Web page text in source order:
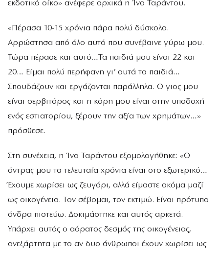
εκδοτικό οίκο» ανέφερε αρχικά η Ίνα Ταράντου.
«Πέρασα 10-15 χρόνια πάρα πολύ δύσκολα.
Αρρώστησα από όλο αυτό που συνέβαινε γύρω μου.
Τώρα πέρασε και αυτό…Τα παιδιά μου είναι 22 και
20… Είμαι πολύ περήφανη γι’ αυτά τα παιδιά…
Σπουδάζουν και εργάζονται παράλληλα. Ο γιος μου
είναι σερβιτόρος και η κόρη μου είναι στην υποδοχή
ενός εστιατορίου, ξέρουν την αξία των χρημάτων…»
πρόσθεσε.
Στη συνέχεια, η Ίνα Ταράντου εξομολογήθηκε: «Ο
άντρας μου τα τελευταία χρόνια είναι στο εξωτερικό…
Έχουμε χωρίσει ως ζευγάρι, αλλά είμαστε ακόμα μαζί
ως οικογένεια. Τον σέβομαι, τον εκτιμώ. Είναι πρότυπο
άνδρα πιστεύω. Δοκιμάστηκε και αυτός αρκετά.
Υπάρχει αυτός ο αόρατος δεσμός της οικογένειας,
ανεξάρτητα με το αν δυο άνθρωποι έχουν χωρίσει ως